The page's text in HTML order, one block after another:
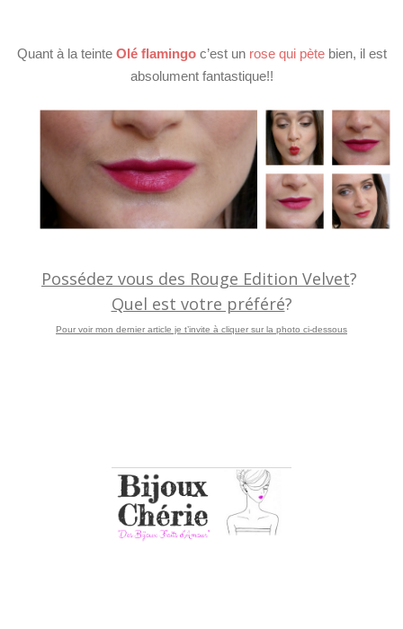
Quant à la teinte Olé flamingoc’est un rose qui pètebien, il est
absolument fantastique!!
Possédez vous des Rouge Edition Velvet?
Quel est votre préféré?
Pour voir mon dernier article je t’invite à cliquer sur la photo ci-dessous